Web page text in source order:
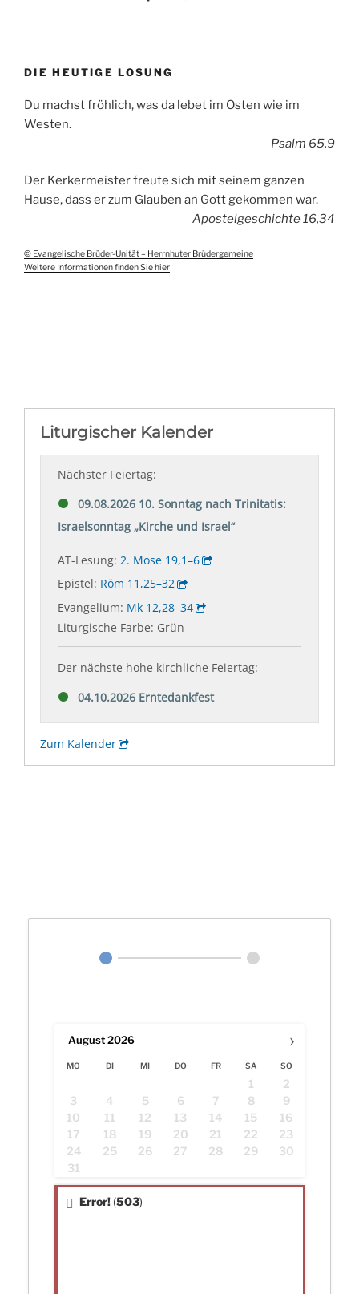
DIE HEUTIGE LOSUNG
Du machst fröhlich, was da lebet im Osten wie im
Westen.
Psalm 65,9
Der Kerkermeister freute sich mit seinem ganzen
Hause, dass er zum Glauben an Gott gekommen war.
Apostelgeschichte 16,34
© Evangelische Brüder-Unität – Herrnhuter Brüdergemeine
Weitere Informationen finden Sie hier
›
August2026
MO DI MI DO FR SA SO
1
2
3
4 5 6 7 8
9
10
11 12 13 14 15
16
17
18 19 20 21 22
23
24
25 26 27 28 29
30
31
Error! (503)